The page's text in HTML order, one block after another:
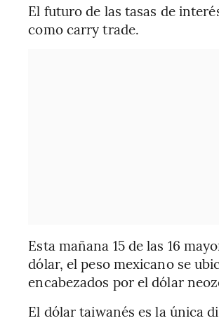
El futuro de las tasas de
como carry trade.
Esta mañana 15 de las 16
dólar, el peso mexicano se
encabezados por el dólar
El dólar taiwanés es la única